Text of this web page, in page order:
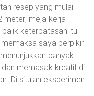
resep yang mulai
meter; meja kerja
keterbatasan itu
saya berpikir
banyak
memasak kreatif di
Di situlah eksperimen